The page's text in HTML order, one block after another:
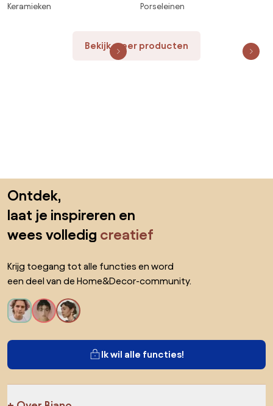
Nordic Sand, 4 personen, 12-
Keramieken
serviesset Berlin, 6 personen,
Porseleinen
Bekijk meer producten
Ontdek,
laat je inspireren en
wees volledig creatief
Krijg toegang tot alle functies en word
een deel van de Home&Decor-community.
Ik wil alle functies!